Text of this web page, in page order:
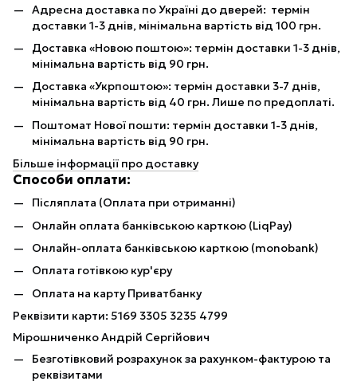
Адресна доставка по Україні до дверей: термін
доставки 1-3 днів, мінімальна вартість від 100 грн.
Доставка «Новою поштою»: термін доставки 1-3 днів,
мінімальна вартість від 90 грн.
Доставка «Укрпоштою»: термін доставки 3-7 днів,
мінімальна вартість від 40 грн. Лише по предоплаті.
Поштомат Нової пошти: термін доставки 1-3 днів,
мінімальна вартість від 90 грн.
Більше інформації про доставку
Способи оплати:
Післяплата (Оплата при отриманні)
Онлайн оплата банківською карткою (LiqPay)
Онлайн-оплата банківською карткою (monobank)
Оплата готівкою кур'єру
Оплата на карту Приватбанку
Реквізити карти: 5169 3305 3235 4799
Мірошниченко Андрій Сергійович
Безготівковий розрахунок за рахунком-фактурою та
реквізитами